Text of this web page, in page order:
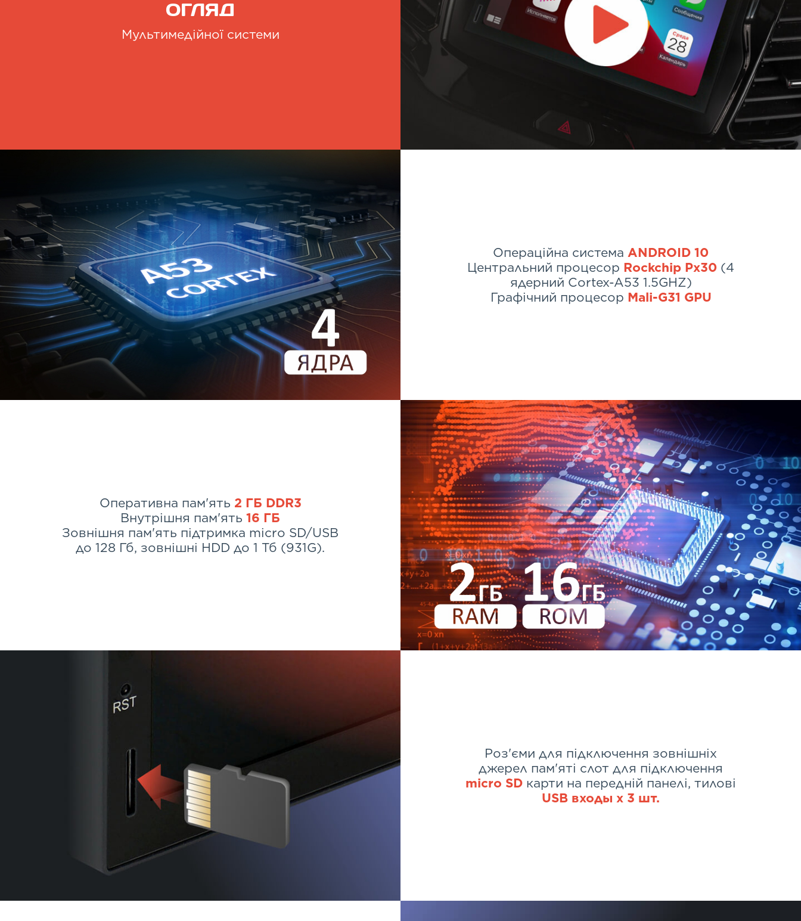
ОГЛЯД
Мультимедійної системи
Операційна система ANDROID 10
Центральний процесор Rockchip Px30 (4
ядерний Cortex-A53 1.5GHZ)
Графічний процесор Mali-G31 GPU
Оперативна пам'ять 2 ГБ DDR3
Внутрішня пам'ять 16 ГБ
Зовнішня пам'ять підтримка micro SD/USB
до 128 Гб, зовнішні HDD до 1 Тб (931G).
Роз'єми для підключення зовнішніх
джерел пам'яті слот для підключення
micro SD карти на передній панелі, тилові
USB входы х 3 шт.